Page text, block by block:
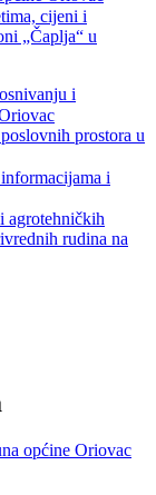
cijeni i
„Čaplja“ u
i
prostora u
i
agrotehničkih
rudina na
općine Oriovac